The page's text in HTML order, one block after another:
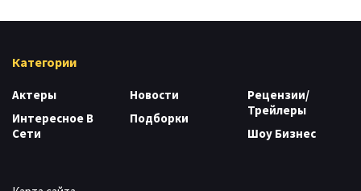
Категории
Актеры
Интересное В
Сети
Новости
Подборки
Рецензии/
Трейлеры
Шоу Бизнес